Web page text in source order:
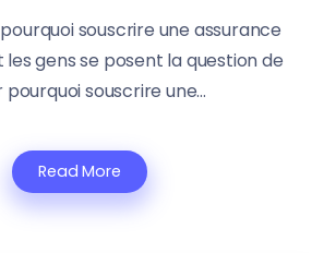
souscrire une assurance
les gens se posent la question de
pourquoi souscrire une...
Read More